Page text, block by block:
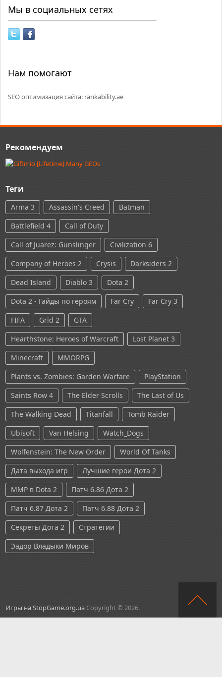
Мы в социальных сетях
Нам помогают
SEO оптимизация сайта: rankability.ae
Рекомендуем
Теги
Arma 3 Assassin's Creed
Batman
Battlefield 4
Call of Duty
Call of Juarez: Gunslinger
Civilization 6
Company of Heroes 2
Crysis
Darksiders 2
Dead Island
Diablo 3
Dota 2
Dota 2 - Гайды по героям
Far Cry
Far Cry 3
FIFA
Grid 2
GTA
Hearthstone: Heroes of Warcraft
Lost Planet 3
Minecraft
MMORPG
Plants vs. Zombies: Garden Warfare
PlayStation
Saints Row 4
The Elder Scrolls
The Last of Us
The Walking Dead
Titanfall
Tomb Raider
Ubisoft
Van Helsing
Watch_Dogs
Wolfenstein: The New Order
World Of Tanks
Дата выхода игр
Лучшие герои Дота 2
ММР в Dota 2
Патч 6.86 Дота 2
Патч 6.87 Дота 2
Патч 6.88 Дота 2
Секреты Дота 2
Стратегии
Эадор Владыки Миров
Игры на StopGame.org.ua Copyright © 2026.